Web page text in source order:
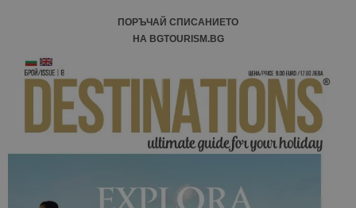
ПОРЪЧАЙ СПИСАНИЕТО
НА BGTOURISM.BG